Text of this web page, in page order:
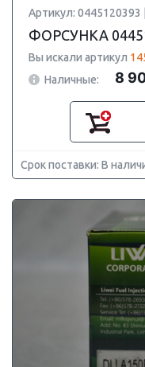
Артикул: 0445120393 |
ФОРСУНКА
Вы искали артикул
Наличные:
8
Срок поставки: В